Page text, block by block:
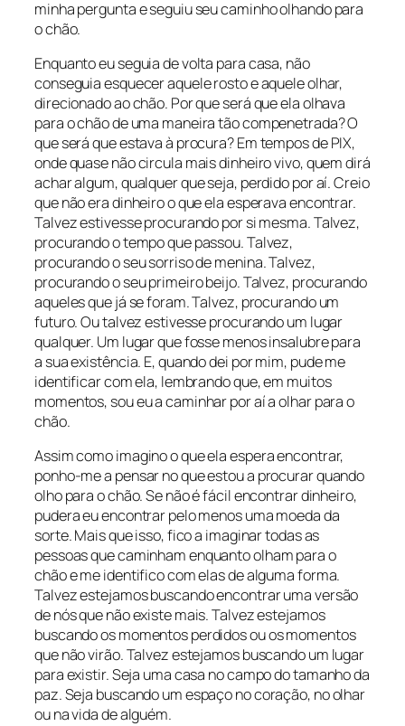
minha pergunta e seguiu seu caminho olhando para
o chão.
Enquanto eu seguia de volta para casa, não
conseguia esquecer aquele rosto e aquele olhar,
direcionado ao chão. Por que será que ela olhava
para o chão de uma maneira tão compenetrada? O
que será que estava à procura? Em tempos de PIX,
onde quase não circula mais dinheiro vivo, quem dirá
achar algum, qualquer que seja, perdido por aí. Creio
que não era dinheiro o que ela esperava encontrar.
Talvez estivesse procurando por si mesma. Talvez,
procurando o tempo que passou. Talvez,
procurando o seu sorriso de menina. Talvez,
procurando o seu primeiro beijo. Talvez, procurando
aqueles que já se foram. Talvez, procurando um
futuro. Ou talvez estivesse procurando um lugar
qualquer. Um lugar que fosse menos insalubre para
a sua existência. E, quando dei por mim, pude me
identificar com ela, lembrando que, em muitos
momentos, sou eu a caminhar por aí a olhar para o
chão.
Assim como imagino o que ela espera encontrar,
ponho-me a pensar no que estou a procurar quando
olho para o chão. Se não é fácil encontrar dinheiro,
pudera eu encontrar pelo menos uma moeda da
sorte. Mais que isso, fico a imaginar todas as
pessoas que caminham enquanto olham para o
chão e me identifico com elas de alguma forma.
Talvez estejamos buscando encontrar uma versão
de nós que não existe mais. Talvez estejamos
buscando os momentos perdidos ou os momentos
que não virão. Talvez estejamos buscando um lugar
para existir. Seja uma casa no campo do tamanho da
paz. Seja buscando um espaço no coração, no olhar
ou na vida de alguém.